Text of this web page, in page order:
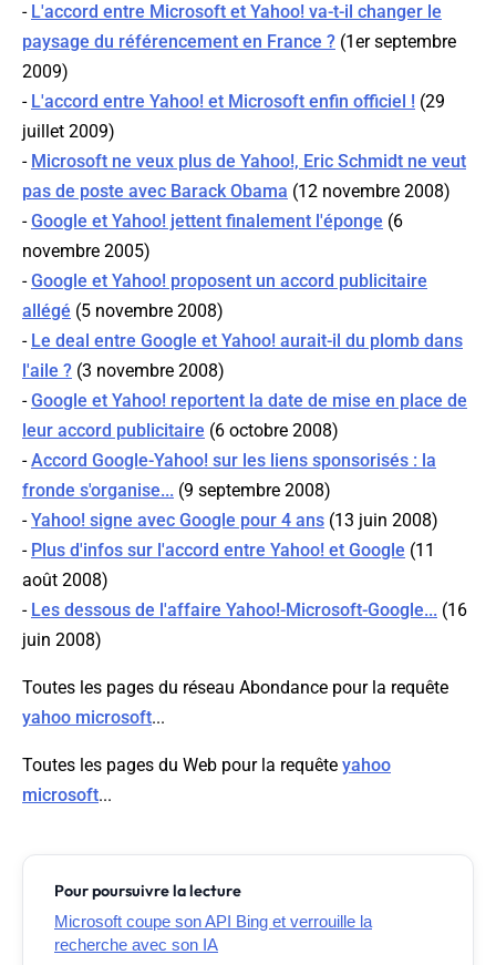
- L'accord entre Microsoft et Yahoo! va-t-il changer le
paysage du référencement en France ? (1er septembre
2009)
- L'accord entre Yahoo! et Microsoft enfin officiel ! (29
juillet 2009)
- Microsoft ne veux plus de Yahoo!, Eric Schmidt ne veut
pas de poste avec Barack Obama (12 novembre 2008)
-Google et Yahoo! jettent finalement l'éponge (6
novembre 2005)
-Google et Yahoo! proposent un accord publicitaire
allégé (5 novembre 2008)
- Le deal entre Google et Yahoo! aurait-il du plomb dans
l'aile ? (3 novembre 2008)
-Google et Yahoo! reportent la date de mise en place de
leur accord publicitaire (6 octobre 2008)
-Accord Google-Yahoo! sur les liens sponsorisés : la
fronde s'organise... (9 septembre 2008)
-Yahoo! signe avec Google pour 4 ans (13 juin 2008)
- Plus d'infos sur l'accord entre Yahoo! et Google (11
août 2008)
- Les dessous de l'affaire Yahoo!-Microsoft-Google... (16
juin 2008)
Toutes les pages du réseau Abondance pour la requête
yahoo microsoft...
Toutes les pages du Web pour la requête yahoo
microsoft...
Pour poursuivre la lecture
Microsoft coupe son API Bing et verrouille la
recherche avec son IA